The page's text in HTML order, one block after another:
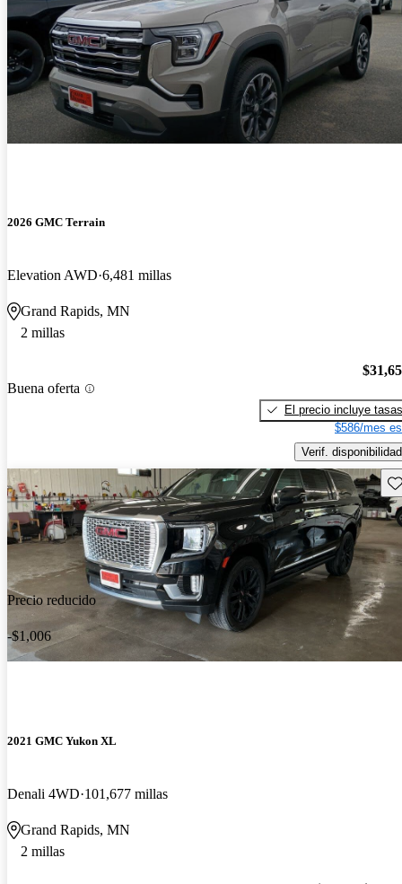
2026 GMC Terrain
Elevation AWD 6,481 millas
Grand Rapids, MN
2 millas
Buena oferta
El precio incluye tasas
$586/mes
Verif. disponibilidad
Precio reducido
-$1,006
2021 GMC Yukon XL
Denali 4WD 101,677 millas
Grand Rapids, MN
2 millas